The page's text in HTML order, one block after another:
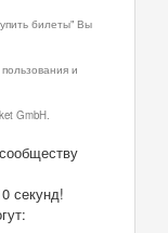
билеты" Вы
и
GmbH.
секунд!